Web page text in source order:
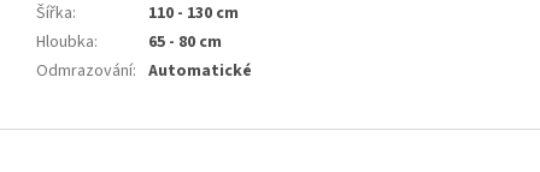
Šířka:
110 - 130 cm
Hloubka:
65 - 80 cm
Odmrazování: Automatické